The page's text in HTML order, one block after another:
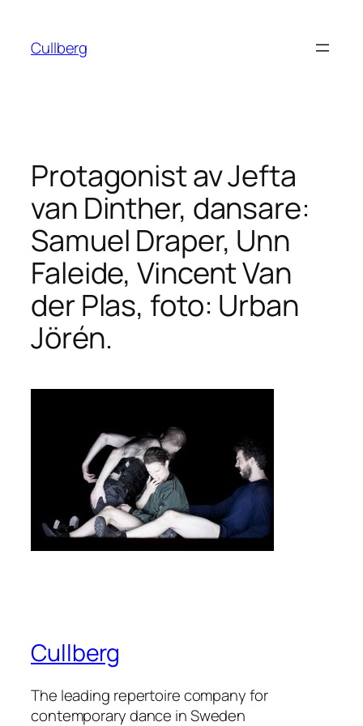
innehåll
Cullberg
Protagonist av Jefta
van Dinther, dansare:
Samuel Draper, Unn
Faleide, Vincent Van
der Plas, foto: Urban
Jörén.
Cullberg
The leading repertoire company for
contemporary dance in Sweden